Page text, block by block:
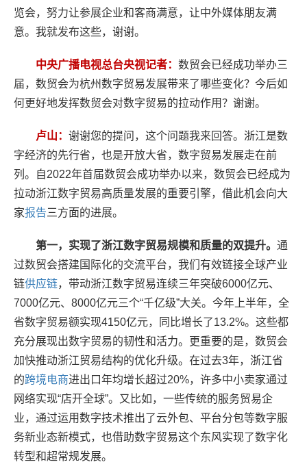
览会，努力让参展企业和客商满意，让中外媒体朋友满
意。我就发布这些，谢谢。
中央广播电视总台央视记者： 数贸会已经成功举办三
届，数贸会为杭州数字贸易发展带来了哪些变化？今后如
何更好地发挥数贸会对数字贸易的拉动作用？谢谢。
卢山： 谢谢您的提问，这个问题我来回答。浙江是数
字经济的先行省，也是开放大省，数字贸易发展走在前
列。自2022年首届数贸会成功举办以来，数贸会已经成为
拉动浙江数字贸易高质量发展的重要引擎，借此机会向大
家报告三方面的进展。
第一，实现了浙江数字贸易规模和质量的双提升。 通
过数贸会搭建国际化的交流平台，我们有效链接全球产业
链供应链，带动浙江数字贸易连续三年突破6000亿元、
7000亿元、8000亿元三个“千亿级”大关。今年上半年，全
省数字贸易额实现4150亿元，同比增长了13.2%。这些都
充分展现出数字贸易的韧性和活力。更重要的是，数贸会
加快推动浙江贸易结构的优化升级。在过去3年，浙江省
的跨境电商进出口年均增长超过20%，许多中小卖家通过
网络实现“店开全球”。又比如，一些传统的服务贸易企
业，通过运用数字技术推出了云外包、平台分包等数字服
务新业态新模式，也借助数字贸易这个东风实现了数字化
转型和超常规发展。